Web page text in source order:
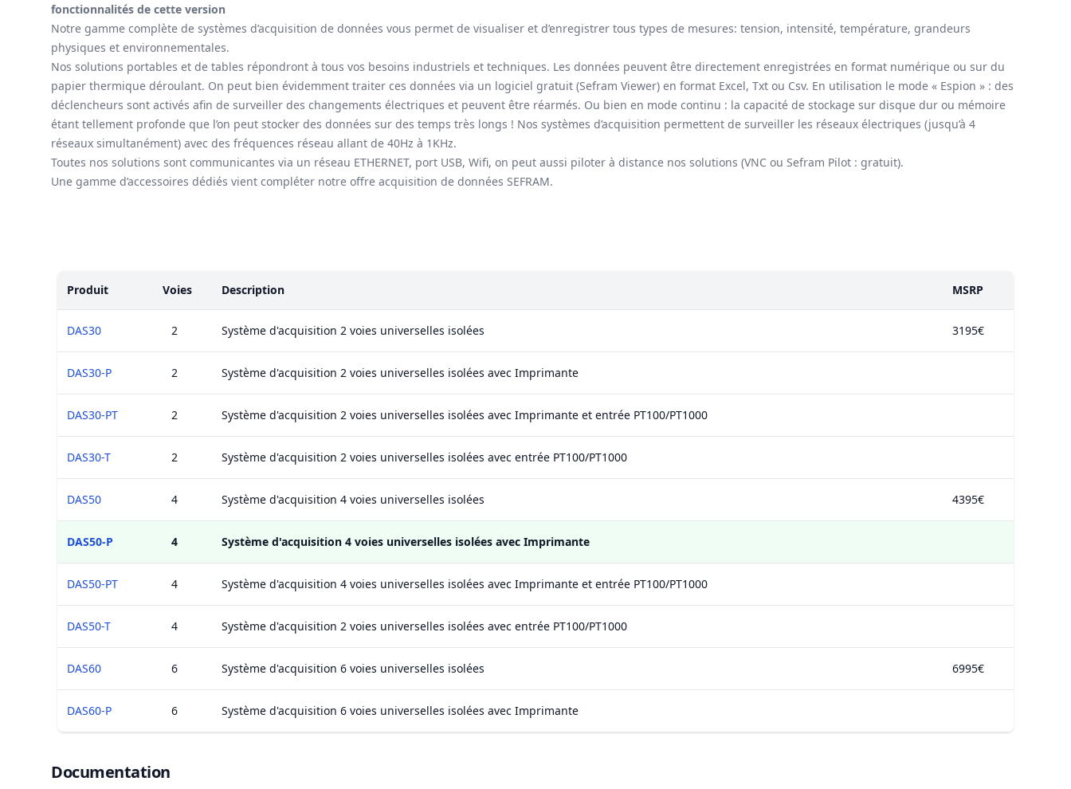
fonctionnalités de cette version
Notre gamme complète de systèmes d’acquisition de données vous permet de visualiser et d’enregistrer tous types de mesures: tension, intensité, température, grandeurs
physiques et environnementales.
Nos solutions portables et de tables répondront à tous vos besoins industriels et techniques. Les données peuvent être directement enregistrées en format numérique ou sur du
papier thermique déroulant. On peut bien évidemment traiter ces données via un logiciel gratuit (Sefram Viewer) en format Excel, Txt ou Csv. En utilisation le mode « Espion » : des
déclencheurs sont activés afin de surveiller des changements électriques et peuvent être réarmés. Ou bien en mode continu : la capacité de stockage sur disque dur ou mémoire
étant tellement profonde que l’on peut stocker des données sur des temps très longs ! Nos systèmes d’acquisition permettent de surveiller les réseaux électriques (jusqu’à 4
réseaux simultanément) avec des fréquences réseau allant de 40Hz à 1KHz.
Toutes nos solutions sont communicantes via un réseau ETHERNET, port USB, Wifi, on peut aussi piloter à distance nos solutions (VNC ou Sefram Pilot : gratuit).
Une gamme d’accessoires dédiés vient compléter notre offre acquisition de données SEFRAM.
Produit
Voies Description MSRP
DAS30 2 Système d'acquisition 2 voies universelles isolées 3195€
DAS30-P 2 Système d'acquisition 2 voies universelles isolées avec Imprimante
DAS30-PT 2 Système d'acquisition 2 voies universelles isolées avec Imprimante et entrée PT100/PT1000
DAS30-T 2 Système d'acquisition 2 voies universelles isolées avec entrée PT100/PT1000
DAS50 4 Système d'acquisition 4 voies universelles isolées 4395€
DAS50-P 4 Système d'acquisition 4 voies universelles isolées avec Imprimante
DAS50-PT 4 Système d'acquisition 4 voies universelles isolées avec Imprimante et entrée PT100/PT1000
DAS50-T 4 Système d'acquisition 2 voies universelles isolées avec entrée PT100/PT1000
DAS60 6 Système d'acquisition 6 voies universelles isolées 6995€
DAS60-P 6 Système d'acquisition 6 voies universelles isolées avec Imprimante
Documents
Documentation